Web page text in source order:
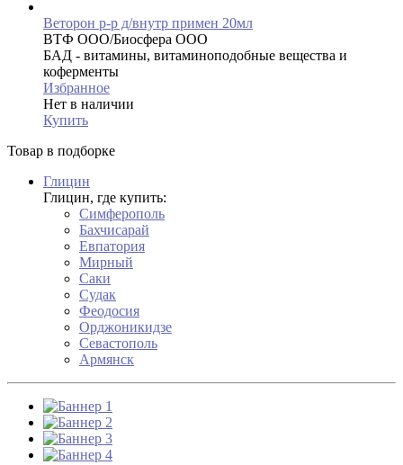
Веторон р-р д/внутр примен 20мл
ВТФ ООО/Биосфера ООО
БАД - витамины, витаминоподобные вещества и
коферменты
Избранное
Нет в наличии
Купить
Товар в подборке
Глицин
Глицин, где купить:
Симферополь
Бахчисарай
Евпатория
Мирный
Саки
Судак
Феодосия
Орджоникидзе
Севастополь
Армянск